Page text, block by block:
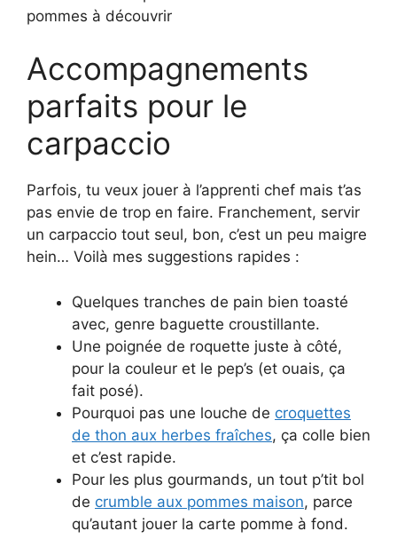
Accompagnements
parfaits pour le
carpaccio
Parfois, tu veux jouer à l’apprenti chef mais t’as
pas envie de trop en faire. Franchement, servir
un carpaccio tout seul, bon, c’est un peu maigre
hein… Voilà mes suggestions rapides :
Quelques tranches de pain bien toasté
avec, genre baguette croustillante.
Une poignée de roquette juste à côté,
pour la couleur et le pep’s (et ouais, ça
fait posé).
Pourquoi pas une louche de croquettes
de thon aux herbes fraîches, ça colle bien
et c’est rapide.
Pour les plus gourmands, un tout p’tit bol
de crumble aux pommes maison, parce
qu’autant jouer la carte pomme à fond.